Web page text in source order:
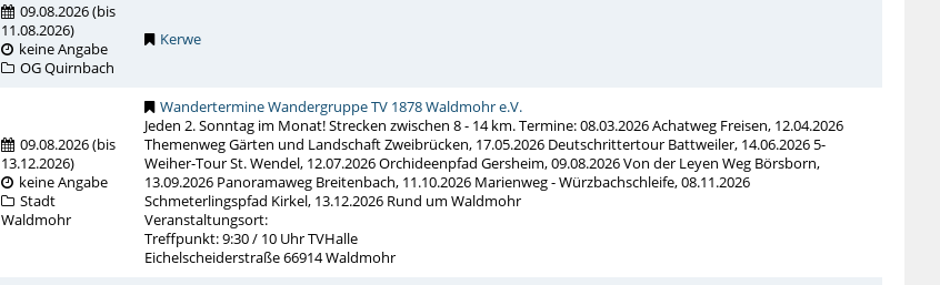
09.08.2026(bis
11.08.2026)
keine Angabe
OG Quirnbach
Kerwe
09.08.2026(bis
13.12.2026)
keine Angabe
Stadt
Waldmohr
Wandertermine Wandergruppe TV 1878 Waldmohr e.V.
Jeden 2. Sonntag im Monat! Strecken zwischen 8 - 14 km. Termine: 08.03.2026 Achatweg Freisen, 12.04.2026
Themenweg Gärten und Landschaft Zweibrücken, 17.05.2026 Deutschrittertour Battweiler, 14.06.2026 5-
Weiher-Tour St. Wendel, 12.07.2026 Orchideenpfad Gersheim, 09.08.2026 Von der Leyen Weg Börsborn,
13.09.2026 Panoramaweg Breitenbach, 11.10.2026 Marienweg - Würzbachschleife, 08.11.2026
Schmeterlingspfad Kirkel, 13.12.2026 Rund um Waldmohr
Veranstaltungsort:
Treffpunkt: 9:30 / 10 Uhr TVHalle
Eichelscheiderstraße 66914 Waldmohr